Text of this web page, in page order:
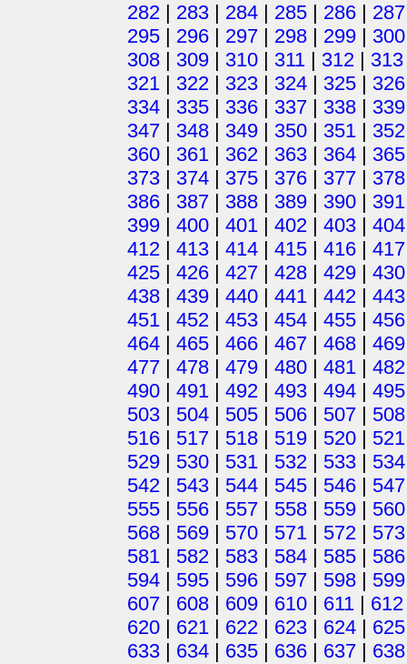
282 | 283 | 284 | 285 | 286 | 287
295 | 296 | 297 | 298 | 299 | 300
308 | 309 | 310 | 311 | 312 | 313
321 | 322 | 323 | 324 | 325 | 326
334 | 335 | 336 | 337 | 338 | 339
347 | 348 | 349 | 350 | 351 | 352
360 | 361 | 362 | 363 | 364 | 365
373 | 374 | 375 | 376 | 377 | 378
386 | 387 | 388 | 389 | 390 | 391
399 | 400 | 401 | 402 | 403 | 404
412 | 413 | 414 | 415 | 416 | 417
425 | 426 | 427 | 428 | 429 | 430
438 | 439 | 440 | 441 | 442 | 443
451 | 452 | 453 | 454 | 455 | 456
464 | 465 | 466 | 467 | 468 | 469
477 | 478 | 479 | 480 | 481 | 482
490 | 491 | 492 | 493 | 494 | 495
503 | 504 | 505 | 506 | 507 | 508
516 | 517 | 518 | 519 | 520 | 521
529 | 530 | 531 | 532 | 533 | 534
542 | 543 | 544 | 545 | 546 | 547
555 | 556 | 557 | 558 | 559 | 560
568 | 569 | 570 | 571 | 572 | 573
581 | 582 | 583 | 584 | 585 | 586
594 | 595 | 596 | 597 | 598 | 599
607 | 608 | 609 | 610 | 611 | 612
620 | 621 | 622 | 623 | 624 | 625
633 | 634 | 635 | 636 | 637 | 638